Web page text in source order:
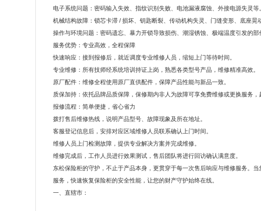
电子系统问题：密码输入失效、指纹识别失败、电池漏液腐蚀、外接电源失灵等。
机械结构故障：锁芯卡滞 / 损坏、钥匙断裂、传动机构失灵、门缝变形、底座晃
操作与环境问题：密码遗忘、暴力开锁导致损伤、潮湿锈蚀、极端温度引发的部
服务优势：专业高效，全程保障
快速响应：接到报修后，就近调度专业维修人员，缩短上门等待时间。
专业维修：所有技师经系统培训持证上岗，熟悉各类型号产品，维修精准高效。
原厂配件：维修全程使用原厂直供配件，保障产品性能与新品一致。
质保加持：依托品牌品质保障，保修期内非人为故障可享免费维修或更换服务，
报修流程：简单便捷，省心省力
拨打售后维修热线，说明产品型号、故障现象及所在地址。
客服登记信息后，安排对应区域维修人员联系确认上门时间。
维修人员上门检测故障，提供专业解决方案并完成维修。
维修完成后，工作人员进行效果测试，售后团队将进行回访确认满意度。
东松保险柜的守护，不止于产品本身，更贯穿于每一次售后响应与维修服务。
服务，快速恢复保险柜的安全性能，让您的财产守护始终在线。
一、直辖市：